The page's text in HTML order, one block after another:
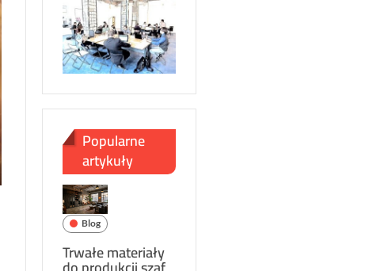
Popularne
artykuły
Blog
Trwałe materiały